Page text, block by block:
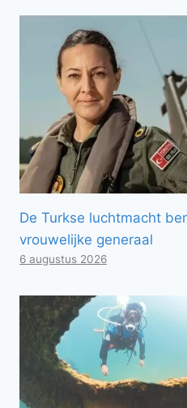
De Turkse luchtmacht
vrouwelijke generaal
6 augustus 2026